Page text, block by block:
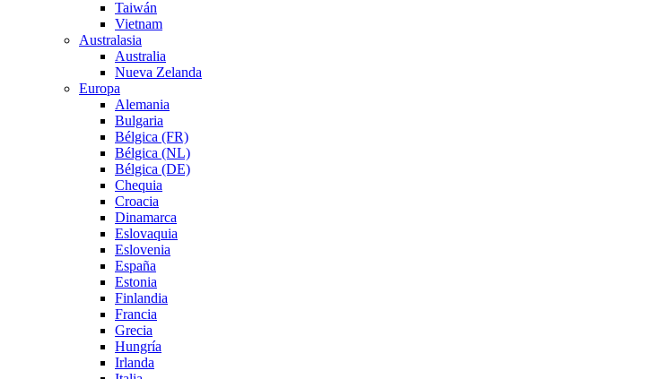
Taiwán
Vietnam
Australasia
Australia
Nueva Zelanda
Europa
Alemania
Bulgaria
Bélgica (FR)
Bélgica (NL)
Bélgica (DE)
Chequia
Croacia
Dinamarca
Eslovaquia
Eslovenia
España
Estonia
Finlandia
Francia
Grecia
Hungría
Irlanda